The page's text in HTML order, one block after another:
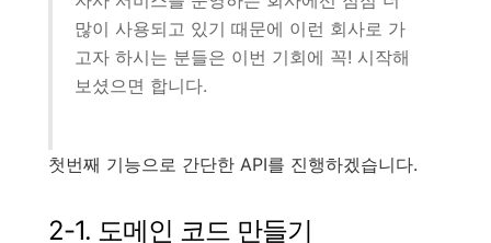
많이 사용되고 있기 때문에 이런 회사로 가
고자 하시는 분들은 이번 기회에 꼭! 시작해
보셨으면 합니다.
첫번째 기능으로 간단한 API를 진행하겠습니다.
2-1. 도메인 코드 만들기